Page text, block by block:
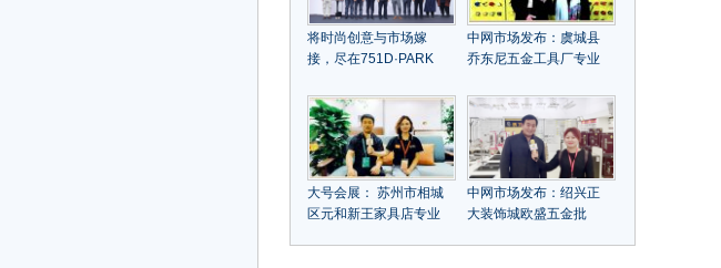
将时尚创意与市场嫁
接，尽在751D·PARK
中网市场发布：虞城县
乔东尼五金工具厂专业
售："乔东尼"品牌各种螺
丝刀系列产品
大号会展： 苏州市相城
区元和新王家具店专业
中网市场发布：绍兴正
大装饰城欧盛五金批